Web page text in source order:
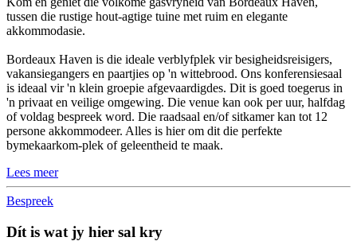
tussen die rustige hout-agtige tuine met ruim en elegante
akkommodasie.
Bordeaux Haven is die ideale verblyfplek vir besigheidsreisigers,
vakansiegangers en paartjies op 'n wittebrood. Ons konferensiesaal
is ideaal vir 'n klein groepie afgevaardigdes. Dit is goed toegerus in
'n privaat en veilige omgewing. Die venue kan ook per uur, halfdag
of voldag bespreek word. Die raadsaal en/of sitkamer kan tot 12
persone akkommodeer. Alles is hier om dit die perfekte
bymekaarkom-plek of geleentheid te maak.
Lees meer
Bespreek
Dít is wat jy hier sal kry